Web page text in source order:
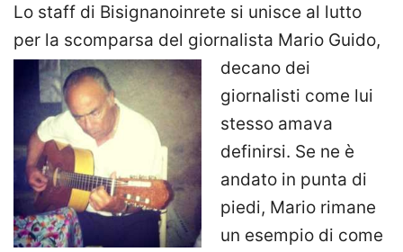
Lo staff di Bisignanoinrete si unisce al lutto
per la scomparsa del giornalista Mario Guido,
decano dei
giornalisti come lui
stesso amava
definirsi. Se ne è
andato in punta di
piedi, Mario rimane
un esempio di come